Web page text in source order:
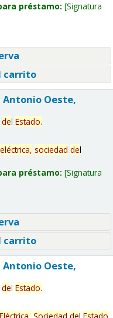
préstamo: Signatura
carrito
Oeste,
del Estado.
eléctrica, sociedad del
préstamo: Signatura
carrito
Oeste,
del Estado.
Eléctrica, Sociedad del Estado,